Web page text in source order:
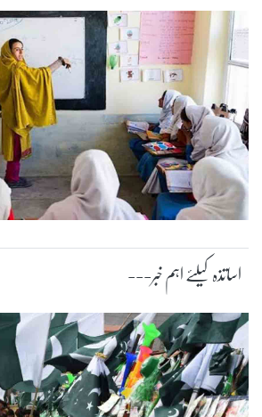
اساتذہ کیلئے اہم خبر---